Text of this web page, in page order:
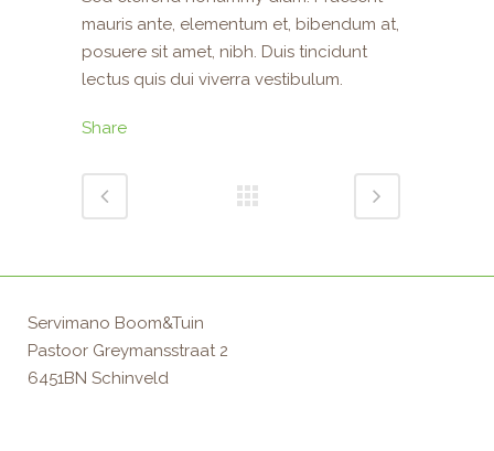
mauris ante, elementum et, bibendum at,
posuere sit amet, nibh. Duis tincidunt
lectus quis dui viverra vestibulum.
Share
Servimano Boom&Tuin
Pastoor Greymansstraat 2
6451BN Schinveld